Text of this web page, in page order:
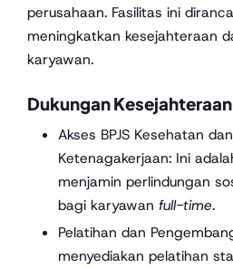
perusahaan. Fasilitas ini
meningkatkan kesejahteraan
karyawan.
Dukungan
Akses BPJS Kesehatan dan
Ketenagakerjaan: Ini
menjamin perlindungan
bagi karyawan full-time.
Pelatihan dan
menyediakan pelatihan